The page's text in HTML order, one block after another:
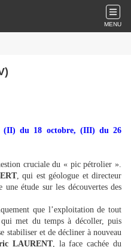
MENU
(II) du 18 octobre, (III) du 26
cruciale du « pic pétrolier ».
, qui est géologue et directeur
une étude sur les découvertes des
que l’exploitation de tout
met du temps à décoller, puis
stabiliser et de décliner à nouveau
LAURENT, la face cachée du